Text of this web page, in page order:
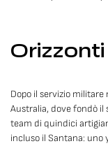
Dopo il servizio militare
Australia, dove fondò il
team di quindici
incluso il Santana: uno